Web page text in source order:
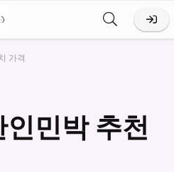
가격
민박 추천